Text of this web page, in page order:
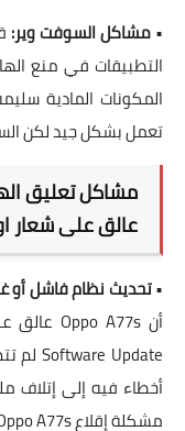
•مشاكل السوفت وير:
التطبيقات في منع
المكونات المادية
تعمل بشكل جيد لكن
عالق على شعار
•تحديث نظام فاشل أو
أنOppo A77s عالق على شعار اوبو
Software Updateلم
أخطاء فيه إلى إتلاف
مشكلة إقلاع Oppo A77s